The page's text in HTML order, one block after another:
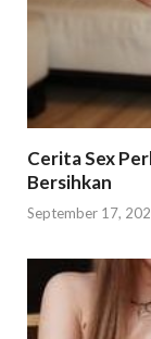
Cerita Sex
Bersihkan
September 17,